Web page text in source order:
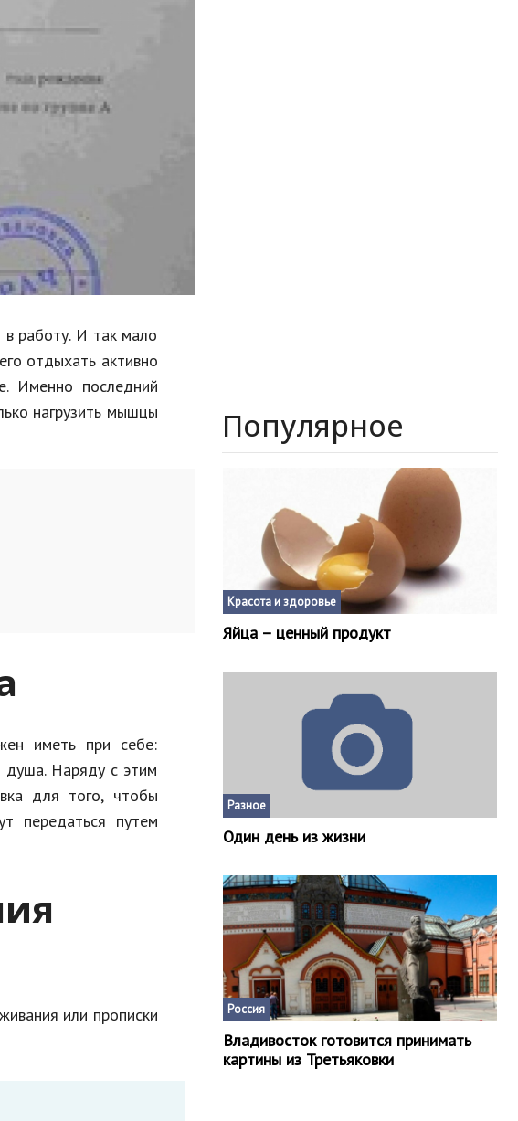
в работу. И так мало
отдыхать активно
Именно последний
нагрузить мышцы
иметь при себе:
душа. Наряду с этим
для того, чтобы
передаться путем
или прописки
Популярное
Красота и здоровье
Яйца – ценный продукт
Разное
Один день из жизни
Россия
Владивосток готовится принимать
картины из Третьяковки